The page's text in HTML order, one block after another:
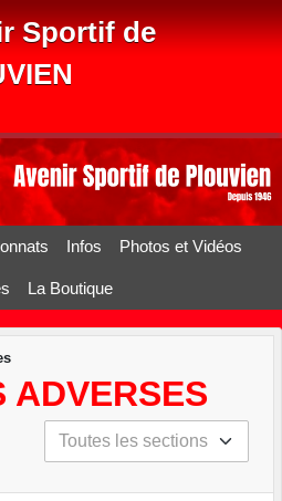
Sportif de
Infos Photos et Vidéos
La Boutique
ADVERSES